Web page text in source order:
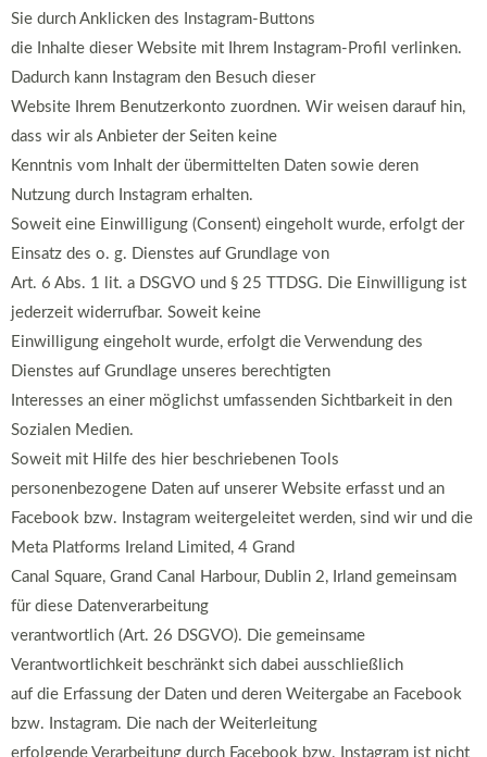
Sie durch Anklicken des Instagram-Buttons
die Inhalte dieser Website mit Ihrem Instagram-Profil verlinken.
Dadurch kann Instagram den Besuch dieser
Website Ihrem Benutzerkonto zuordnen. Wir weisen darauf hin,
dass wir als Anbieter der Seiten keine
Kenntnis vom Inhalt der übermittelten Daten sowie deren
Nutzung durch Instagram erhalten.
Soweit eine Einwilligung (Consent) eingeholt wurde, erfolgt der
Einsatz des o. g. Dienstes auf Grundlage von
Art. 6 Abs. 1 lit. a DSGVO und § 25 TTDSG. Die Einwilligung ist
jederzeit widerrufbar. Soweit keine
Einwilligung eingeholt wurde, erfolgt die Verwendung des
Dienstes auf Grundlage unseres berechtigten
Interesses an einer möglichst umfassenden Sichtbarkeit in den
Sozialen Medien.
Soweit mit Hilfe des hier beschriebenen Tools
personenbezogene Daten auf unserer Website erfasst und an
Facebook bzw. Instagram weitergeleitet werden, sind wir und die
Meta Platforms Ireland Limited, 4 Grand
Canal Square, Grand Canal Harbour, Dublin 2, Irland gemeinsam
für diese Datenverarbeitung
verantwortlich (Art. 26 DSGVO). Die gemeinsame
Verantwortlichkeit beschränkt sich dabei ausschließlich
auf die Erfassung der Daten und deren Weitergabe an Facebook
bzw. Instagram. Die nach der Weiterleitung
erfolgende Verarbeitung durch Facebook bzw. Instagram ist nicht